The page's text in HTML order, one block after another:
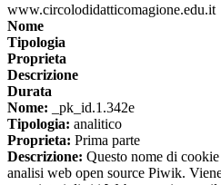
www.circolodidatticomagione.edu.it
Nome
Tipologia
Proprieta
Descrizione
Durata
Nome: _pk_id.1.342e
Tipologia: analitico
Proprieta: Prima parte
Descrizione: Questo nome di
analisi web open source Piwik.